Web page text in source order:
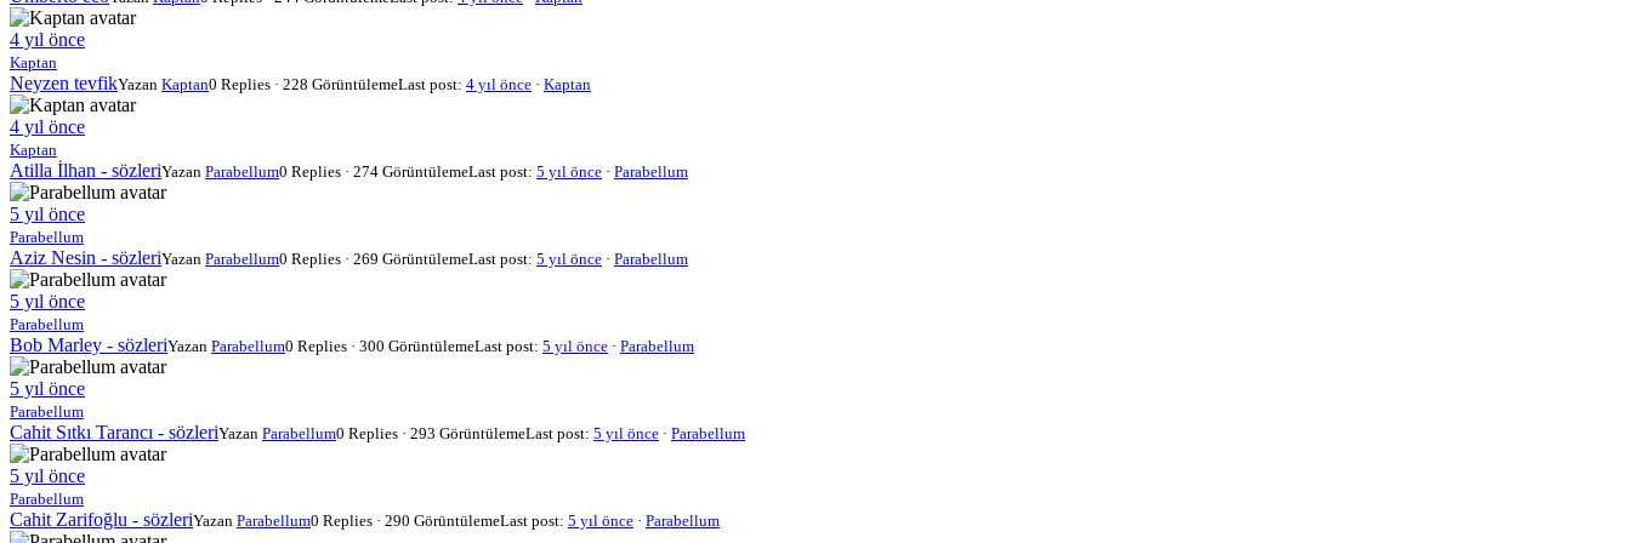
4 yıl önce
Kaptan
Neyzen tevfikYazan Kaptan0 Replies · 228 GörüntülemeLast post: 4 yıl önce · Kaptan
4 yıl önce
Kaptan
Atilla İlhan - sözleriYazan Parabellum0 Replies · 274 GörüntülemeLast post: 5 yıl önce · Parabellum
5 yıl önce
Parabellum
Aziz Nesin - sözleriYazan Parabellum0 Replies · 269 GörüntülemeLast post: 5 yıl önce · Parabellum
5 yıl önce
Parabellum
Bob Marley - sözleriYazan Parabellum0 Replies · 300 GörüntülemeLast post: 5 yıl önce · Parabellum
5 yıl önce
Parabellum
Cahit Sıtkı Tarancı - sözleriYazan Parabellum0 Replies · 293 GörüntülemeLast post: 5 yıl önce · Parabellum
5 yıl önce
Parabellum
Cahit Zarifoğlu - sözleriYazan Parabellum0 Replies · 290 GörüntülemeLast post: 5 yıl önce · Parabellum